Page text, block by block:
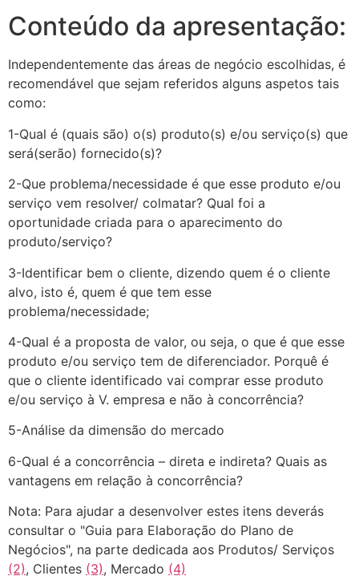
Conteúdo da apresentação:
Independentemente das áreas de negócio escolhidas, é
recomendável que sejam referidos alguns aspetos tais
como:
1-Qual é (quais são) o(s) produto(s) e/ou serviço(s) que
será(serão) fornecido(s)?
2-Que problema/necessidade é que esse produto e/ou
serviço vem resolver/ colmatar? Qual foi a
oportunidade criada para o aparecimento do
produto/serviço?
3-Identificar bem o cliente, dizendo quem é o cliente
alvo, isto é, quem é que tem esse
problema/necessidade;
4-Qual é a proposta de valor, ou seja, o que é que esse
produto e/ou serviço tem de diferenciador. Porquê é
que o cliente identificado vai comprar esse produto
e/ou serviço à V. empresa e não à concorrência?
5-Análise da dimensão do mercado
6-Qual é a concorrência – direta e indireta? Quais as
vantagens em relação à concorrência?
Nota: Para ajudar a desenvolver estes itens deverás
consultar o "Guia para Elaboração do Plano de
Negócios", na parte dedicada aos Produtos/ Serviços
(2), Clientes (3), Mercado (4)